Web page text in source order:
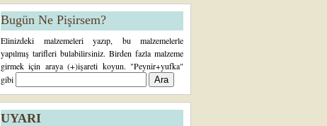
Bugün Ne Pişirsem?
Elinizdeki malzemeleri yazıp, bu malzemelerle
yapılmış tarifleri bulabilirsiniz. Birden fazla malzeme
girmek için araya (+)işareti koyun. "Peynir+yufka"
gibi
UYARI